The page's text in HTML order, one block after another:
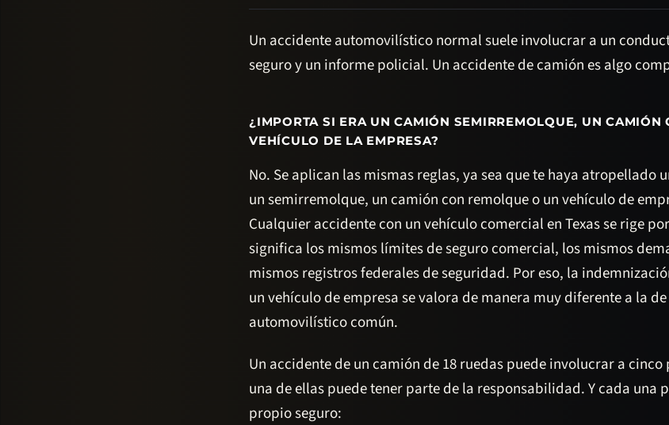
Un accidente automovilístico normal suele involucrar a un
seguro y un informe policial. Un accidente de camión es algo
¿IMPORTA SI ERA UN CAMIÓN SEMIRREMOLQUE, UN CAMIÓN
VEHÍCULO DE LA EMPRESA?
No. Se aplican las mismas reglas, ya sea que te haya atropellado
un semirremolque, un camión con remolque o un vehículo de
Cualquier accidente con un vehículo comercial en Texas se rige
significa los mismos límites de seguro comercial, los mismos
mismos registros federales de seguridad. Por eso, la
un vehículo de empresa se valora de manera muy diferente a la
automovilístico común.
Un accidente de un camión de 18 ruedas puede involucrar a
una de ellas puede tener parte de la responsabilidad. Y cada una
propio seguro: